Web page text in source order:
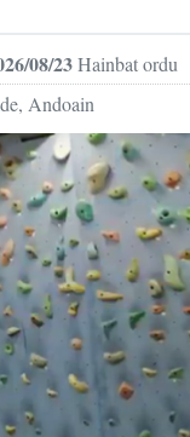
08/23Hainbat ordu
Andoain